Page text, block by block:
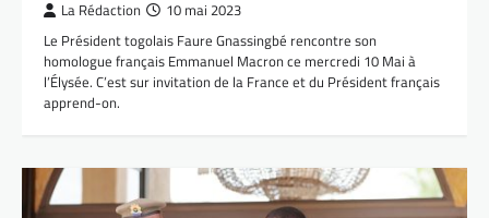
La Rédaction 10 mai 2023
Le Président togolais Faure Gnassingbé rencontre son
homologue français Emmanuel Macron ce mercredi 10 Mai à
l’Élysée. C’est sur invitation de la France et du Président français
apprend-on.